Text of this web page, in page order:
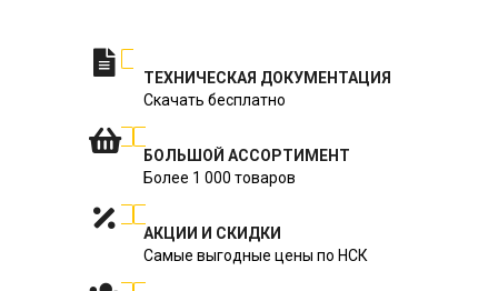
ТЕХНИЧЕСКАЯ ДОКУМЕНТАЦИЯ
Скачать бесплатно
БОЛЬШОЙ АССОРТИМЕНТ
Более 1 000 товаров
АКЦИИ И СКИДКИ
Самые выгодные цены по НСК